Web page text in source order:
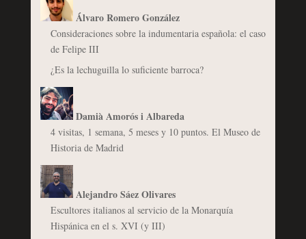
Álvaro Romero González
Consideraciones sobre la indumentaria española: el caso
de Felipe III
¿Es la lechuguilla lo suficiente barroca?
Damià Amorós i Albareda
4 visitas, 1 semana, 5 meses y 10 puntos. El Museo de
Historia de Madrid
Alejandro Sáez Olivares
Escultores italianos al servicio de la Monarquía
Hispánica en el s. XVI (y III)